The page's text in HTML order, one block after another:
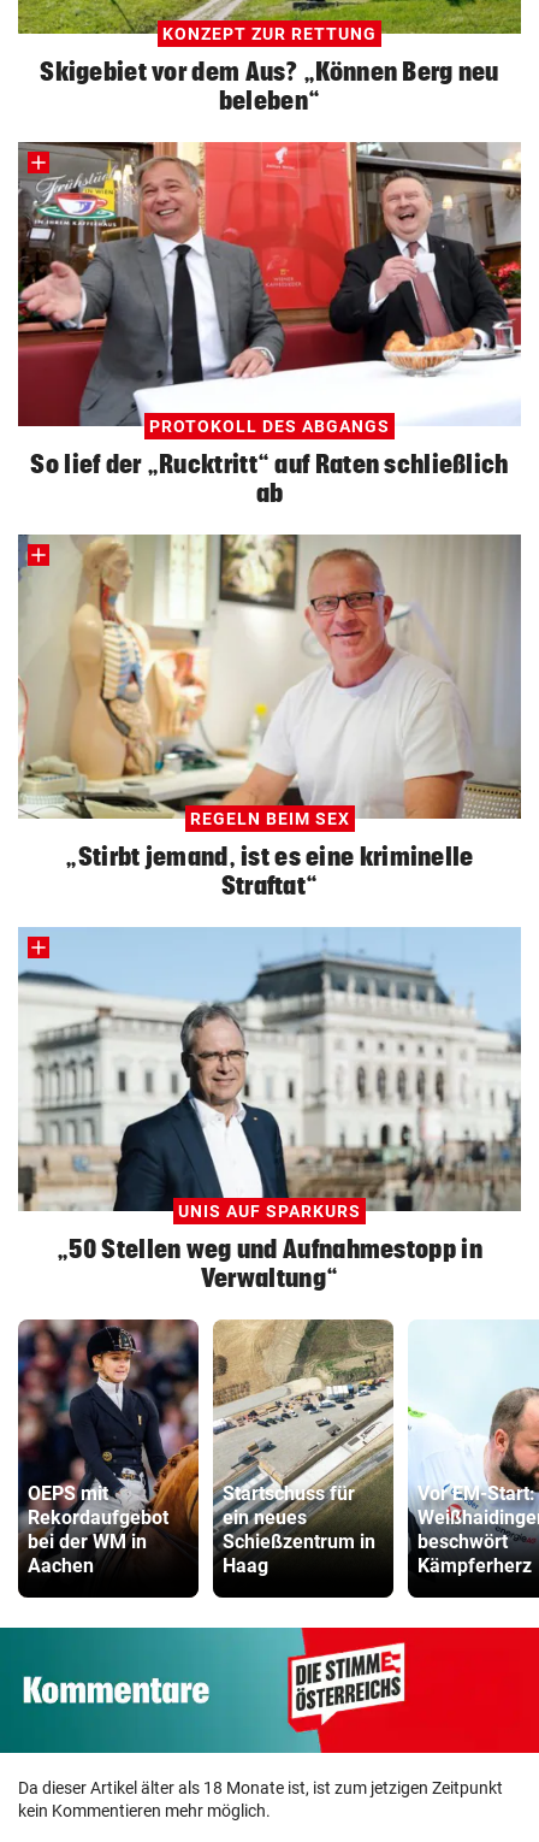
KONZEPT ZUR RETTUNG
Skigebiet vor dem Aus? „Können Berg neu
beleben“
PROTOKOLL DES ABGANGS
So lief der „Rucktritt“ auf Raten schließlich
ab
REGELN BEIM SEX
„Stirbt jemand, ist es eine kriminelle
Straftat“
UNIS AUF SPARKURS
„50 Stellen weg und Aufnahmestopp in
Verwaltung“
OEPS mit
Rekordaufgebot
bei der WM in
Aachen
Startschuss für
ein neues
Schießzentrum in
Haag
Vor EM-Start:
beschwört
Kämpferherz
Da dieser Artikel älter als 18 Monate ist, ist zum jetzigen Zeitpunkt
kein Kommentieren mehr möglich.